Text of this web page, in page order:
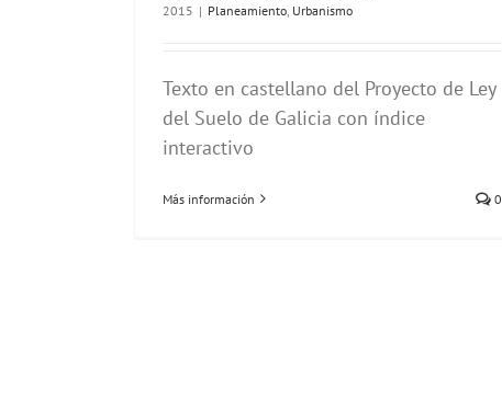
2015 | Planeamiento Urbanismo
Texto en castellano del Proyecto de Ley
del Suelo de Galicia con índice
interactivo
Más información 0